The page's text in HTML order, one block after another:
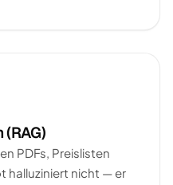
PDFs, Preislisten
halluziniert nicht — er